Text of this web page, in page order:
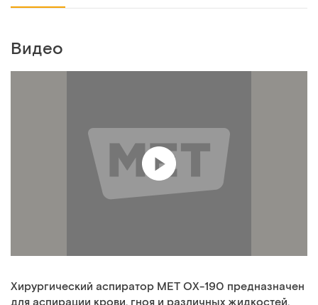
Видео
Хирургический аспиратор MET OX-190 предназначен